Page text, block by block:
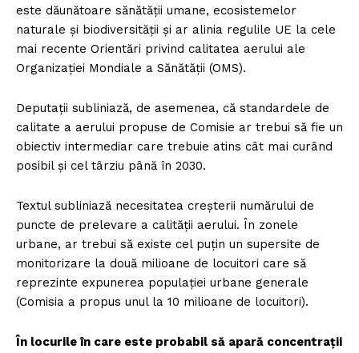
este dăunătoare sănătății umane, ecosistemelor
naturale și biodiversității și ar alinia regulile UE la cele
mai recente Orientări privind calitatea aerului ale
Organizației Mondiale a Sănătății (OMS).
Deputații subliniază, de asemenea, că standardele de
calitate a aerului propuse de Comisie ar trebui să fie un
obiectiv intermediar care trebuie atins cât mai curând
posibil și cel târziu până în 2030.
Textul subliniază necesitatea creșterii numărului de
puncte de prelevare a calității aerului. În zonele
urbane, ar trebui să existe cel puțin un supersite de
monitorizare la două milioane de locuitori care să
reprezinte expunerea populației urbane generale
(Comisia a propus unul la 10 milioane de locuitori).
În locurile în care este probabil să apară concentrații